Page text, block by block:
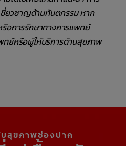
ยวชาญด้านทันตกรรม หาก
อการรักษาทางการแพทย์
ทย์หรือผู้ให้บริการด้านสุขภาพ
สุขภาพช่องปาก